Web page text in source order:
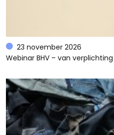
23 november 2026
Webinar BHV – van